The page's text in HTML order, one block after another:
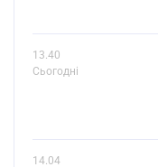
13.40
Сьогодні
14.04